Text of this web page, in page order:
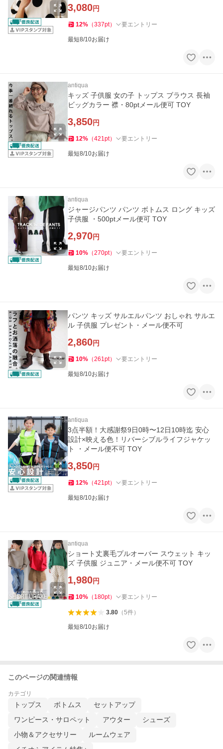
3,080円
12% （337pt） 要エントリー
最短8/10お届け
antiqua
キッズ 子供服 女の子 トップス ブラウス 長袖
ビッグカラー 襟・80ptメール便可 TOY
3,850円
12% （421pt） 要エントリー
最短8/10お届け
antiqua
ジャージパンツ パンツ ボトムス ロング キッズ
子供服 ・500ptメール便可 TOY
2,970円
10% （270pt） 要エントリー
最短8/10お届け
パンツ キッズ サルエルパンツ おしゃれ サルエ
ル 子供服 プレゼント・メール便不可
2,860円
10% （261pt） 要エントリー
最短8/10お届け
antiqua
3点半額！大感謝祭9日0時〜12日10時迄 安心
設計×映える色！リバーシブルライフジャケッ
ト ・メール便不可 TOY
3,850円
12% （421pt） 要エントリー
最短8/10お届け
antiqua
ショート丈裏毛プルオーバー スウェット キッ
ズ 子供服 ジュニア・メール便不可 TOY
1,980円
10% （ 180pt） 要エントリー
3.80（5件）
最短8/10お届け
このページの関連情報
カテゴリ
トップス ボトムス
セットアップ
ワンピース・サロペット
アウター
シューズ
小物＆アクセサリー
ルームウェア